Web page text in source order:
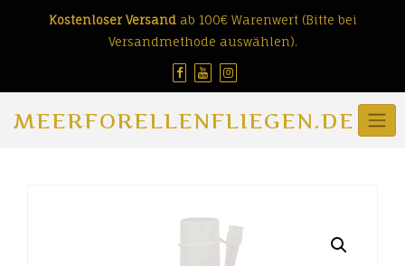
Kostenloser Versandab 100€ Warenwert (Bitte bei
Versandmethode auswählen).
MEERFORELLENFLIEGEN.DE